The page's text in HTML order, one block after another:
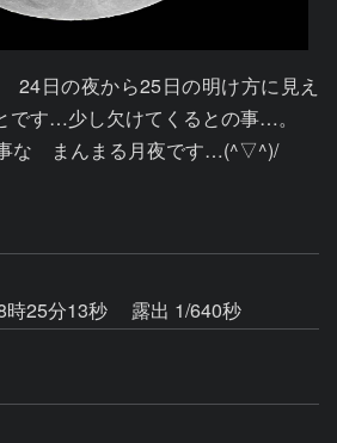
24日の夜から25日の明け方に見え
です…少し欠けてくるとの事…。
な　まんまる月夜です…(^▽^)/
時25分13秒
露出 1/640秒